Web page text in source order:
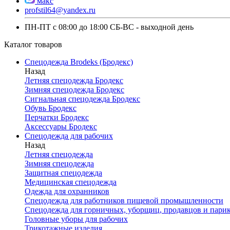
profstil64@yandex.ru
ПН-ПТ с 08:00 до 18:00 СБ-ВС - выходной день
Каталог товаров
Спецодежда Brodeks (Бродекс)
Назад
Летняя спецодежда Бродекс
Зимняя спецодежда Бродекс
Сигнальная спецодежда Бродекс
Обувь Бродекс
Перчатки Бродекс
Аксессуары Бродекс
Спецодежда для рабочих
Назад
Летняя спецодежда
Зимняя спецодежда
Защитная спецодежда
Медицинская спецодежда
Одежда для охранников
Спецодежда для работников пищевой промышленности
Спецодежда для горничных, уборщиц, продавцов и
Головные уборы для рабочих
Трикотажные изделия